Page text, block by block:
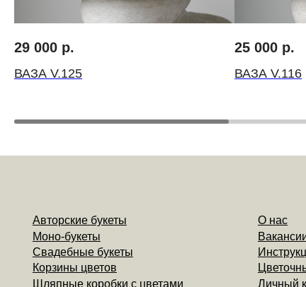
29 000 р.
ВАЗА V.125
25 000 р.
ВАЗА V.116
О нас
Авторские букеты
Шляпные коробки с цветами
Личный кабинет
Компаниям
Свадебные букеты Инструкция по